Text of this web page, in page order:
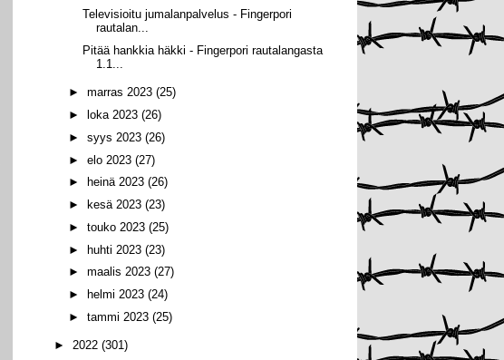
Televisioitu jumalanpalvelus - Fingerpori
rautalan...
Pitää hankkia häkki - Fingerpori rautalangasta
1.1...
► marras 2023 (25)
►
loka 2023 (26)
► syys 2023 (26)
► elo 2023 (27)
►
heinä 2023 (26)
►
kesä 2023 (23)
► touko 2023 (25)
► huhti 2023 (23)
► maalis 2023 (27)
►
helmi 2023 (24)
► tammi 2023 (25)
► 2022 (301)